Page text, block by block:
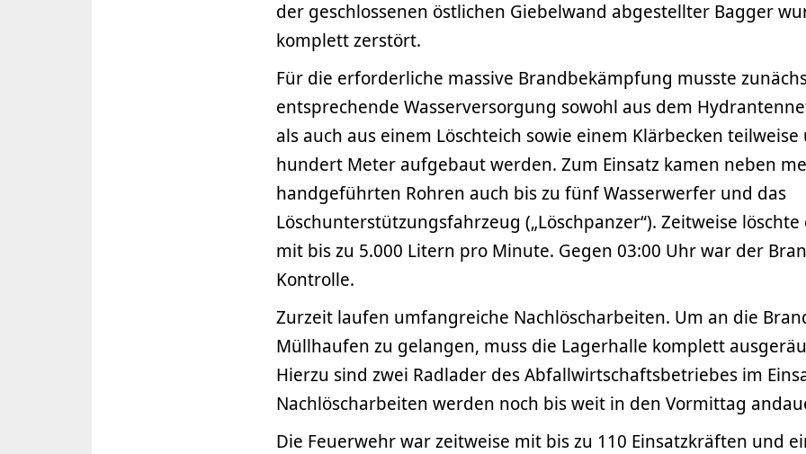
der geschlossenen östlichen Giebelwand abgestellter Bagger
komplett zerstört.
Für die erforderliche massive Brandbekämpfung musste
entsprechende Wasserversorgung sowohl aus dem
als auch aus einem Löschteich sowie einem Klärbecken
hundert Meter aufgebaut werden. Zum Einsatz kamen neben
handgeführten Rohren auch bis zu fünf Wasserwerfer und das
Löschunterstützungsfahrzeug („Löschpanzer“). Zeitweise
mit bis zu 5.000 Litern pro Minute. Gegen 03:00 Uhr war der
Kontrolle.
Zurzeit laufen umfangreiche Nachlöscharbeiten. Um an die
Müllhaufen zu gelangen, muss die Lagerhalle komplett
Hierzu sind zwei Radlader des Abfallwirtschaftsbetriebes im
Nachlöscharbeiten werden noch bis weit in den Vormittag
Die Feuerwehr war zeitweise mit bis zu 110 Einsatzkräften und